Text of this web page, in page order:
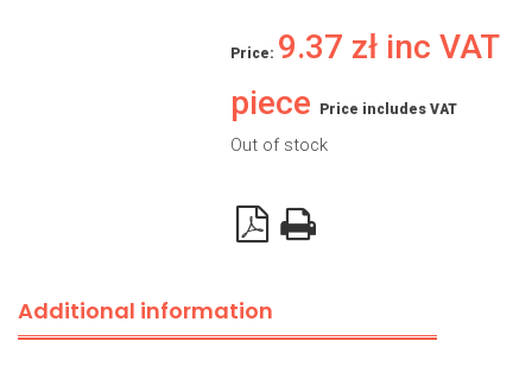
Price: 9.37 zł inc VAT
piece
Price includes VAT
Out of stock
Additional information